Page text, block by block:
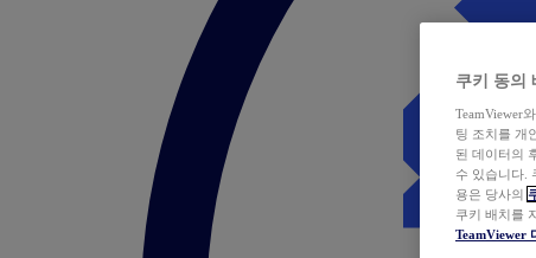
쿠키 동의
TeamViewer
팅 조치를 개
된 데이터의
수 있습니다.
용은 당사의
쿠키 배치를
TeamViewer